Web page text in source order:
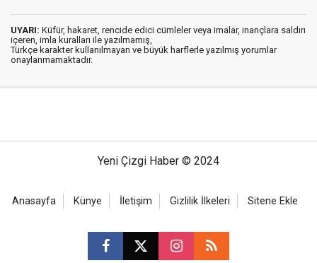
UYARI: Küfür, hakaret, rencide edici cümleler veya imalar, inançlara saldırı
içeren, imla kuralları ile yazılmamış,
Türkçe karakter kullanılmayan ve büyük harflerle yazılmış yorumlar
onaylanmamaktadır.
Yeni Çizgi Haber © 2024
Anasayfa Künye İletişim Gizlilik İlkeleri Sitene Ekle